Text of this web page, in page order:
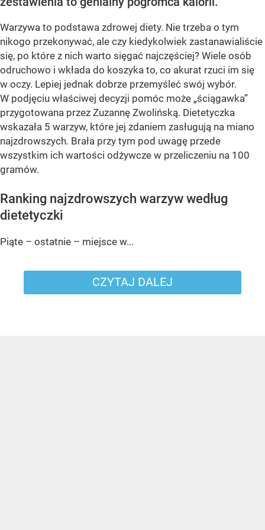
Warzywa to podstawa zdrowej diety. Nie trzeba o tym
nikogo przekonywać, ale czy kiedykolwiek zastanawialiście
się, po które z nich warto sięgać najczęściej? Wiele osób
odruchowo i wkłada do koszyka to, co akurat rzuci im się
w oczy. Lepiej jednak dobrze przemyśleć swój wybór.
W podjęciu właściwej decyzji pomóc może „ściągawka”
przygotowana przez Zuzannę Zwolińską. Dietetyczka
wskazała 5 warzyw, które jej zdaniem zasługują na miano
najzdrowszych. Brała przy tym pod uwagę przede
wszystkim ich wartości odżywcze w przeliczeniu na 100
gramów.
Ranking najzdrowszych warzyw według
dietetyczki
Piąte – ostatnie – miejsce w...
CZYTAJ DALEJ